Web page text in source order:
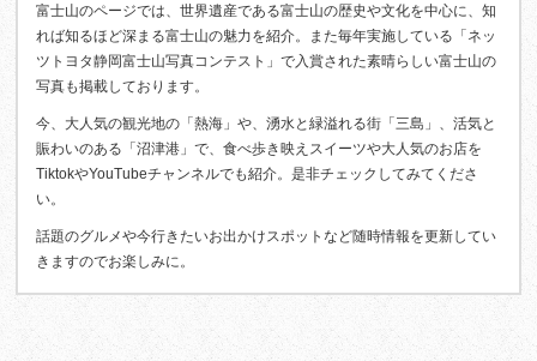
富士山のページでは、世界遺産である富士山の歴史や文化を中心に、知
れば知るほど深まる富士山の魅力を紹介。また毎年実施している「ネッ
ツトヨタ静岡富士山写真コンテスト」で入賞された素晴らしい富士山の
写真も掲載しております。
今、大人気の観光地の「熱海」や、湧水と緑溢れる街「三島」、活気と
賑わいのある「沼津港」で、食べ歩き映えスイーツや大人気のお店を
TiktokやYouTubeチャンネルでも紹介。是非チェックしてみてくださ
い。
話題のグルメや今行きたいお出かけスポットなど随時情報を更新してい
きますのでお楽しみに。